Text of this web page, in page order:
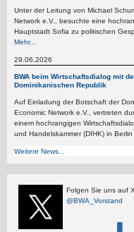
Unter der Leitung von Michael
Network e.V., besuchte eine
Hauptstadt Sofia zu politischen
Mehr...
29.06.2026
BWA beim Wirtschaftsdialog mit
Dominikanischen Republik
Auf Einladung der Botschaft der
Economic Network e.V., vertreten
einem hochrangigen
und Handelskammer (DIHK) in Berlin
Weitere News...
Folgen Sie uns auf
@BWA_Vorstand